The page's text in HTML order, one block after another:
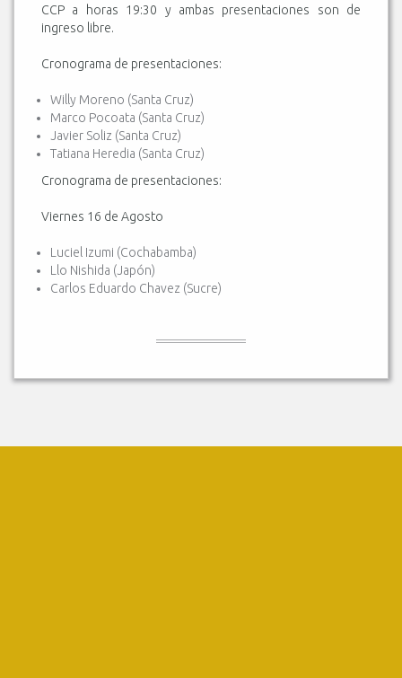
CCP a horas 19:30 y ambas presentaciones son de
ingreso libre.
Cronograma de presentaciones:
Willy Moreno (Santa Cruz)
Marco Pocoata (Santa Cruz)
Javier Soliz (Santa Cruz)
Tatiana Heredia (Santa Cruz)
Cronograma de presentaciones:
Viernes 16 de Agosto
Luciel Izumi (Cochabamba)
Llo Nishida (Japón)
Carlos Eduardo Chavez (Sucre)